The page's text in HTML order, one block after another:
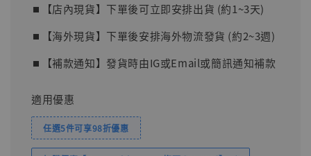
⏹︎【店內現貨】下單後可立即安排出貨 (約1~3天)
⏹︎【海外現貨】下單後安排海外物流發貨 (約2~3週)
⏹︎【補款通知】發貨時由IG或Email或簡訊通知補款
適用優惠
任選5件可享98折優惠